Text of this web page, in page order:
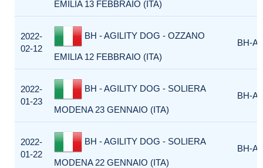
EMILIA 13 FEBBRAIO (ITA)
2022-
02-12
BH - AGILITY DOG - OZZANO
EMILIA 12 FEBBRAIO (ITA)
BH-
2022-
01-23
BH - AGILITY DOG - SOLIERA
MODENA 23 GENNAIO (ITA)
BH-
2022-
01-22
BH - AGILITY DOG - SOLIERA
MODENA 22 GENNAIO (ITA)
BH-